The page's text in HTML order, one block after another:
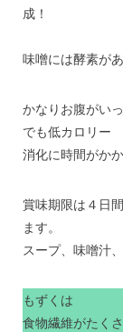
成！
味噌には酵素が
かなりお腹がい
でも低カロリー
消化に時間がか
賞味期限は４日
ます。
スープ、味噌汁
もずくは
食物繊維がたく